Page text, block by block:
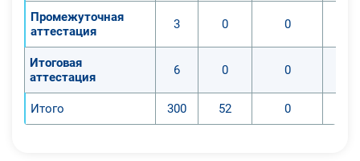
Промежуточная
аттестация
3 0 0
Итоговая
аттестация
6 0 0
Итого 300 52 0